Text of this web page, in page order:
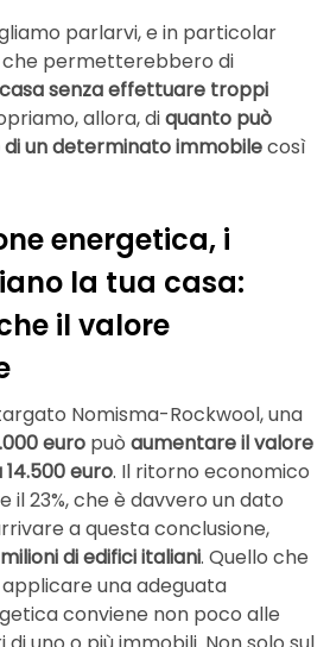
parlarvi, e in particolar
che permetterebbero di
senza effettuare troppi
allora, diquanto può
un determinato immobilecosì
energetica, i
la tua casa:
il valore
Nomisma-Rockwool, una
euro può aumentare il valore
14.500 euro. Il ritorno economico
il 23%, che è davvero un dato
a questa conclusione,
di edifici italiani. Quello che
una adeguata
conviene non poco alle